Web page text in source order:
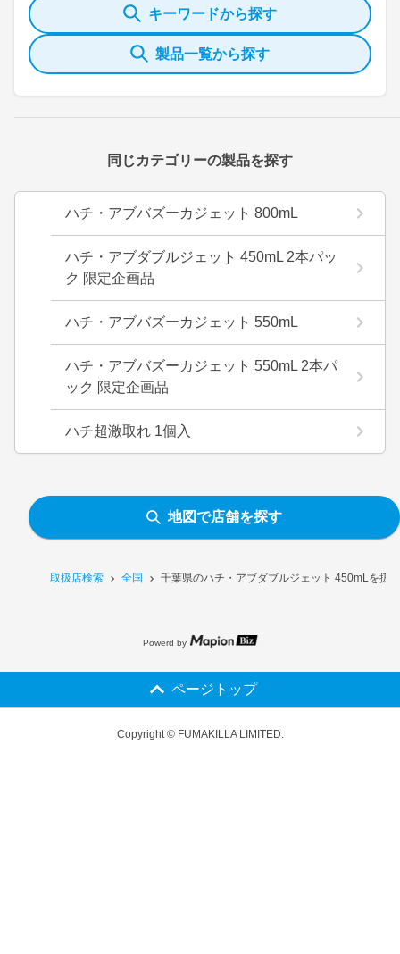
取扱店検索 全国 千葉県のハチ・アブダブルジェット 450mLを扱
キーワードから探す
製品一覧から探す
同じカテゴリーの製品を探す
ハチ・アブバズーカジェット 800mL
ハチ・アブダブルジェット 450mL 2本パッ
ク 限定企画品
ハチ・アブバズーカジェット 550mL
ハチ・アブバズーカジェット 550mL 2本パ
ック 限定企画品
ハチ超激取れ 1個入
地図で店舗を探す
Powerd by
ページトップ
Copyright © FUMAKILLA LIMITED.